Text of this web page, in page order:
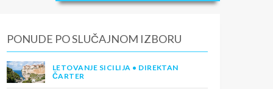
PONUDE PO SLUČAJNOM IZBORU
LETOVANJE SICILIJA • DIREKTAN
ČARTER